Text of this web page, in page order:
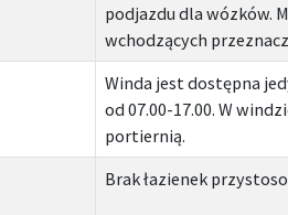
podjazdu dla wózków.
wchodzących
Winda jest dostępna
od 07.00-17.00. W
portiernią.
Brak łazienek